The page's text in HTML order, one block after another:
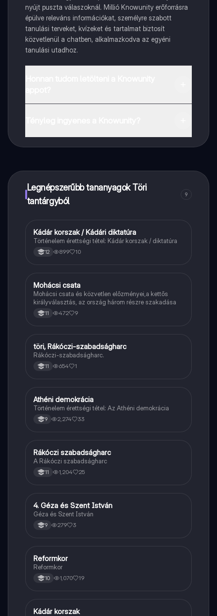
nyújt puszta válaszoknál. Millió Knowunity erőforrásra
épülve releváns információkat, személyre szabott
tanulási terveket, kvízeket és tartalmat biztosít
közvetlenül a chatben, alkalmazkodva az egyéni
tanulási utadhoz.
Legnépszerűbb tananyagok Töri
tantárgyból
9
Töri
Kádár korszak / Kádári diktatúra
Történelem érettségi tétel: Kádár korszak / diktatúra
12 899 10
Töri
Mohácsi csata
Mohácsi csata és közvetlen előzményei,a kettős
királyválasztás, az ország három részre szakadása
11 472 9
Töri
töri, Rákóczi-szabadságharc
Rákóczi-szabadságharc.
11 654 1
Töri
Athéni demokrácia
Történelem érettségi tétel: Az Athéni demokrácia
9 2,274 33
Töri
Rákóczi szabadságharc
A Rákóczi szabadságharc
11 1,204 25
Töri
4. Géza és Szent István
Géza és Szent István
9 279 3
Töri
Reformkor
Reformkor
10 1,070 19
Töri
Kádár korszak